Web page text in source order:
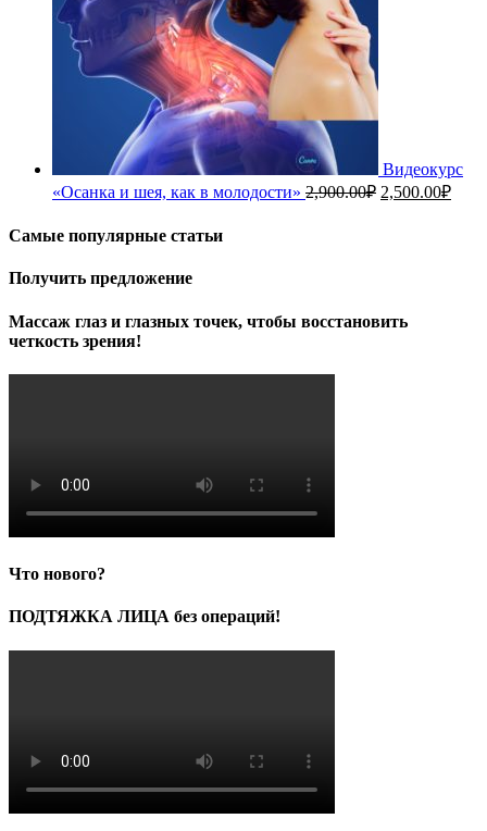
Видеокурс
«Осанка и шея, как в молодости» 2,900.00₽ 2,500.00₽
Самые популярные статьи
Получить предложение
Массаж глаз и глазных точек, чтобы восстановить
четкость зрения!
Что нового?
ПОДТЯЖКА ЛИЦА без операций!